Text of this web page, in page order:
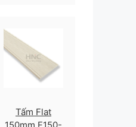
Tấm Flat
150mm F150-